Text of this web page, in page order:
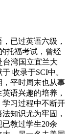
已过英语六级，
托福考试，曾经
台湾国立宜兰大
于 收录于SCI中。
平时周末也从事
语兴趣的培养，
学习过程中不断开
知识尤为牢固，
教过学生20余